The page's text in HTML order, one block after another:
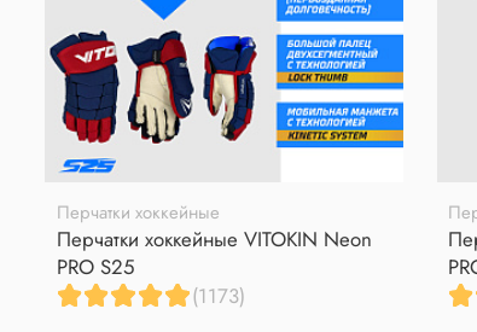
Перчатки хоккейные
Перчатки хоккейные VITOKIN Neon
PRO S25
(1173)